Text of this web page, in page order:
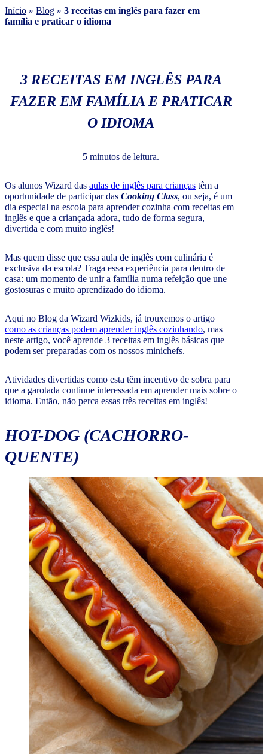
Início » Blog » 3 receitas em inglês para fazer em
família e praticar o idioma
3 RECEITAS EM INGLÊS PARA
FAZER EM FAMÍLIA E PRATICAR
O IDIOMA
5 minutos de leitura.
Os alunos Wizard das aulas de inglês para crianças têm a
oportunidade de participar das Cooking Class, ou seja, é um
dia especial na escola para aprender cozinha com receitas em
inglês e que a criançada adora, tudo de forma segura,
divertida e com muito inglês!
Mas quem disse que essa aula de inglês com culinária é
exclusiva da escola? Traga essa experiência para dentro de
casa: um momento de unir a família numa refeição que une
gostosuras e muito aprendizado do idioma.
Aqui no Blog da Wizard Wizkids, já trouxemos o artigo
como as crianças podem aprender inglês cozinhando, mas
neste artigo, você aprende 3 receitas em inglês básicas que
podem ser preparadas com os nossos minichefs.
Atividades divertidas como esta têm incentivo de sobra para
que a garotada continue interessada em aprender mais sobre o
idioma. Então, não perca essas três receitas em inglês!
HOT-DOG (CACHORRO-
QUENTE)